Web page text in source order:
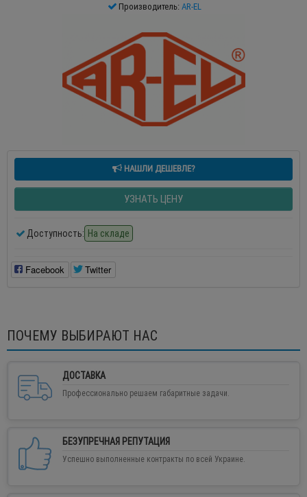
Производитель: AR-EL
НАШЛИ ДЕШЕВЛЕ?
УЗНАТЬ ЦЕНУ
Доступность: На складе
Facebook Twitter
ПОЧЕМУ ВЫБИРАЮТ НАС
ДОСТАВКА
Профессионально решаем габаритные задачи.
БЕЗУПРЕЧНАЯ РЕПУТАЦИЯ
Успешно выполненные контракты по всей Украине.